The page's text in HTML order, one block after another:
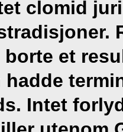
clomid
et
Intet